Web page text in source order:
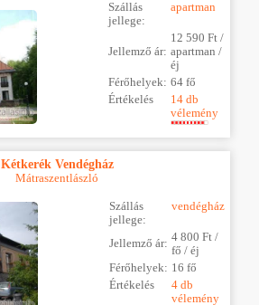
Szállás
jellege:
apartman
Jellemző ár:
12 590 Ft /
apartman /
éj
Férőhelyek: 64 fő
Értékelés
14 db
vélemény
Kétkerék Vendégház
Mátraszentlászló
Szállás
jellege:
vendégház
Jellemző ár: 4 800 Ft /
fő / éj
Férőhelyek: 16 fő
Értékelés
4 db
vélemény